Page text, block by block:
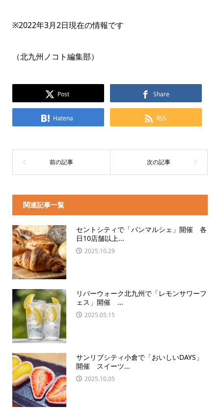
※2022年3月2日現在の情報です
（北九州ノコト編集部）
Post Share
Hatena RSS
関連記事一覧
セントシティで「パンマルシェ」開催 各
日10店舗以上...
2025.10.29
リバーウォーク北九州で「レモンサワーフ
ェス」開催 ...
2025.05.15
サンリブシティ小倉で「おいしいDAYS」
開催 スイーツ...
2025.10.05